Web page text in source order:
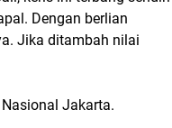
Dengan berlian
Jika ditambah nilai
Jakarta.